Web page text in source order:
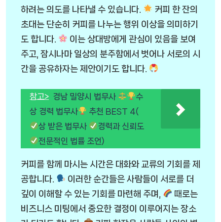
하려는 의도를 나타낼 수 있습니다.
커피 한 잔의
초대는 단순히 커피를 나누는 행위 이상을 의미하기
도 합니다.
이는 상대방에게 관심이 있음을 보여
주고, 잠시나마 일상의 분주함에서 벗어나 서로의 시
간을 공유하자는 제안이기도 합니다.
참고> 경남 밀양시 법무사
수
상 경력 법무사
추천 BEST 4(
상 받은 법무사
경력과 신뢰도
전문적인 법률 조언)
커피를 함께 마시는 시간은 대화와 교류의 기회를 제
공합니다.
이러한 순간들은 사람들이 서로를 더
깊이 이해할 수 있는 기회를 마련해 주며,
때로는
비즈니스 미팅에서 중요한 결정이 이루어지는 장소